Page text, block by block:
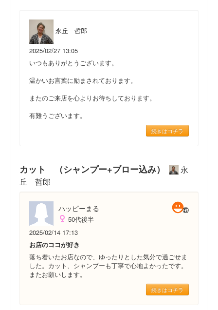
永丘 哲郎
2025/02/27 13:05
いつもありがとうございます。
温かいお言葉に励まされております。
またのご来店を心よりお待ちしております。
有難うございます。
続きはコチラ
カット （シャンプー+ブロー込み）
永
丘 哲郎
ハッピーまる
50代後半
2025/02/14 17:13
お店のココが好き
落ち着いたお店なので、ゆったりとした気分で過ごせま
した。カット、シャンプーも丁寧で心地よかったです。
またお願いします。
続きはコチラ